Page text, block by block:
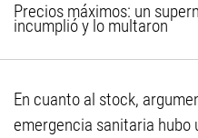
Precios máximos: un
incumplió y lo multaron
En cuanto al stock,
emergencia sanitaria hubo